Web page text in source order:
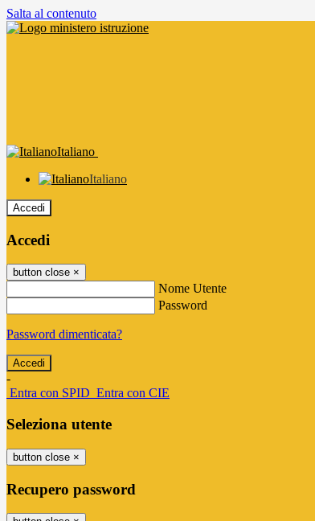
Salta al contenuto
Italiano
Italiano
Accedi
Accedi
button close ×
Nome Utente
Password
Password dimenticata?
-
Entra con SPID Entra con CIE
Seleziona utente
button close ×
Recupero password